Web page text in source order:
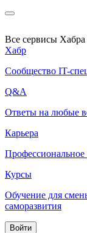
Все сервисы Хабра
Хабр
Сообщество IT-
Q&A
Ответы на любые
Карьера
Профессиональное
Курсы
Обучение для
саморазвития
Войти